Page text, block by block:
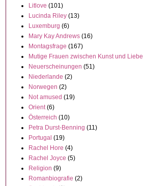
Litlove (101)
Lucinda Riley (13)
Luxemburg (6)
Mary Kay Andrews (16)
Montagsfrage (167)
Mutige Frauen zwischen Kunst und Liebe
Neuerscheinungen (51)
Niederlande (2)
Norwegen (2)
Not amused (19)
Orient (6)
Österreich (10)
Petra Durst-Benning (11)
Portugal (19)
Rachel Hore (4)
Rachel Joyce (5)
Religion (9)
Romanbiografie (2)